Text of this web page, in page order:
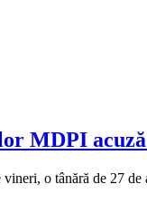
MDPI
o tânără de 27